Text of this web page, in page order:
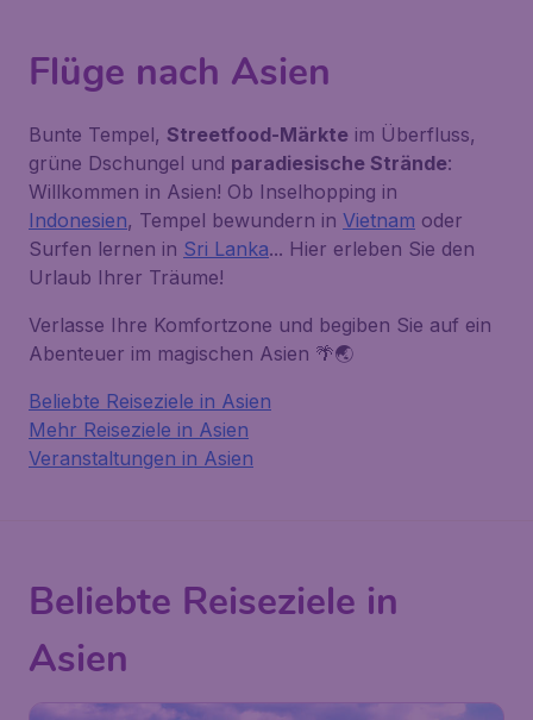
Flüge nach Asien
Bunte Tempel, Streetfood-Märkte im Überfluss,
grüne Dschungel und paradiesische Strände:
Willkommen in Asien! Ob Inselhopping in
Indonesien, Tempel bewundern in Vietnam oder
Surfen lernen in Sri Lanka... Hier erleben Sie den
Urlaub Ihrer Träume!
Verlasse Ihre Komfortzone und begiben Sie auf ein
Abenteuer im magischen Asien 🌴🌏
Beliebte Reiseziele in Asien
Mehr Reiseziele in Asien
Veranstaltungen in Asien
Beliebte Reiseziele in
Asien